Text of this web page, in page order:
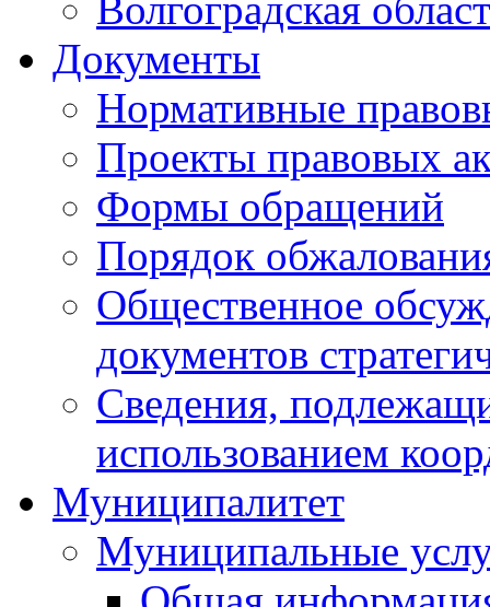
Документы
Нормативные
Проекты правовых
Формы обращений
Порядок
Общественное
документов
Сведения,
использованием
Муниципалитет
Муниципальные